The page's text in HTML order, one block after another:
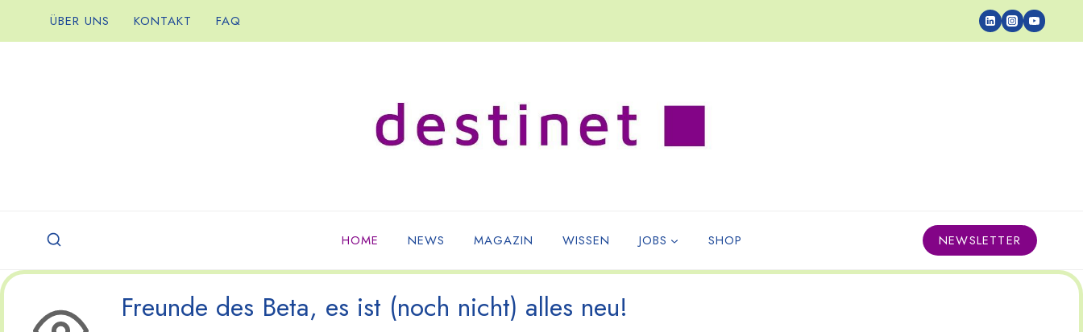
ÜBER UNS KONTAKT FAQ
HOME NEWS MAGAZIN WISSEN JOBS SHOP NEWSLETTER
Freunde des Beta, es ist (noch nicht) alles neu!